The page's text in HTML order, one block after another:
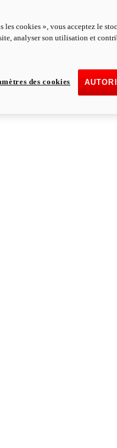
les cookies », vous acceptez le
analyser son utilisation et
des cookies